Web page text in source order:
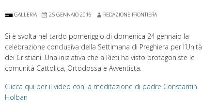
GALLERIA 25 GENNAIO 2016 REDAZIONE FRONTIERA
Si è svolta nel tardo pomeriggio di domenica 24 gennaio la
celebrazione conclusiva della Settimana di Preghiera per l’Unità
dei Cristiani. Una iniziativa che a Rieti ha visto protagoniste le
comunità Cattolica, Ortodossa e Avventista.
Clicca qui per il video con la meditazione di padre Constantin
Holban